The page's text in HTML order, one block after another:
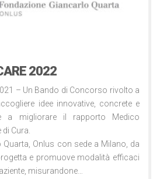
2022
– Un Bando di Concorso rivolto a
idee innovative, concrete e
a migliorare il rapporto Medico
Cura.
Onlus con sede a Milano, da
e promuove modalità efficaci
misurandone…